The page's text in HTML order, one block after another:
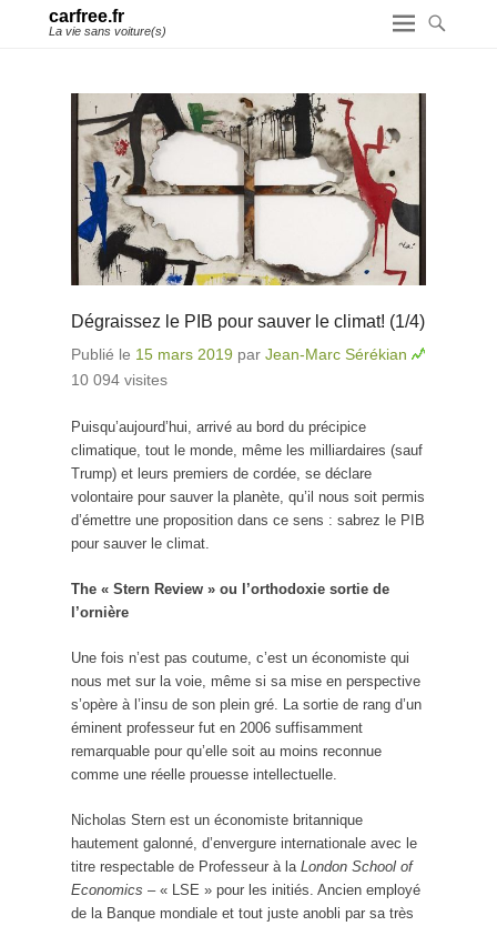
carfree.fr
La vie sans voiture(s)
Dégraissez le PIB pour sauver le climat! (1/4)
Publié le 15 mars 2019 par Jean-Marc Sérékian
10 094 visites
Puisqu’aujourd’hui, arrivé au bord du précipice
climatique, tout le monde, même les milliardaires (sauf
Trump) et leurs premiers de cordée, se déclare
volontaire pour sauver la planète, qu’il nous soit permis
d’émettre une proposition dans ce sens : sabrez le PIB
pour sauver le climat.
The « Stern Review » ou l’orthodoxie sortie de
l’ornière
Une fois n’est pas coutume, c’est un économiste qui
nous met sur la voie, même si sa mise en perspective
s’opère à l’insu de son plein gré. La sortie de rang d’un
éminent professeur fut en 2006 suffisamment
remarquable pour qu’elle soit au moins reconnue
comme une réelle prouesse intellectuelle.
Nicholas Stern est un économiste britannique
hautement galonné, d’envergure internationale avec le
titre respectable de Professeur à la London School of
Economics – « LSE » pour les initiés. Ancien employé
de la Banque mondiale et tout juste anobli par sa très